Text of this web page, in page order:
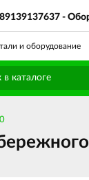
и оборудование
-